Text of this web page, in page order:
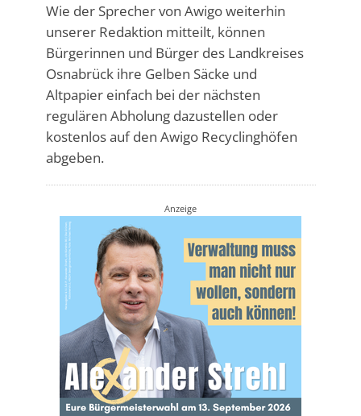
Wie der Sprecher von Awigo weiterhin
unserer Redaktion mitteilt, können
Bürgerinnen und Bürger des Landkreises
Osnabrück ihre Gelben Säcke und
Altpapier einfach bei der nächsten
regulären Abholung dazustellen oder
kostenlos auf den Awigo Recyclinghöfen
abgeben.
Anzeige